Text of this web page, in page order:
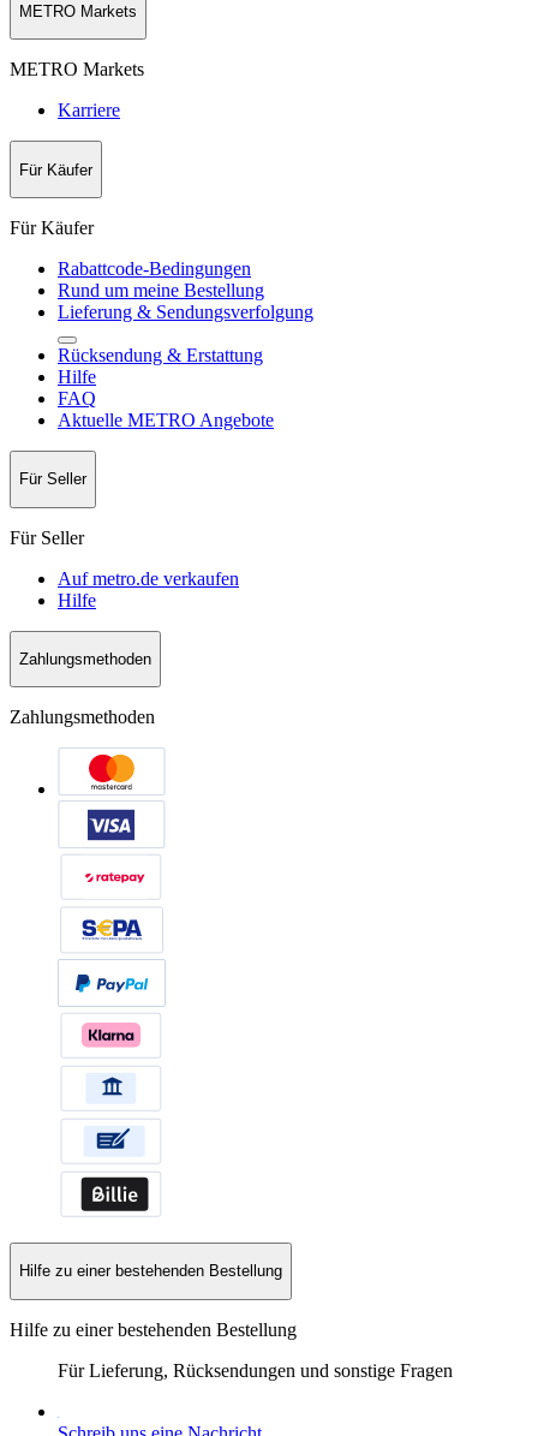
METRO Markets
METRO Markets
Karriere
Für Käufer
Für Käufer
Rabattcode-Bedingungen
Rund um meine Bestellung
Lieferung & Sendungsverfolgung
Rücksendung & Erstattung
Hilfe
FAQ
Aktuelle METRO Angebote
Für Seller
Für Seller
Auf metro.de verkaufen
Hilfe
Zahlungsmethoden
Zahlungsmethoden
Hilfe zu einer bestehenden Bestellung
Hilfe zu einer bestehenden Bestellung
Für Lieferung, Rücksendungen und sonstige Fragen